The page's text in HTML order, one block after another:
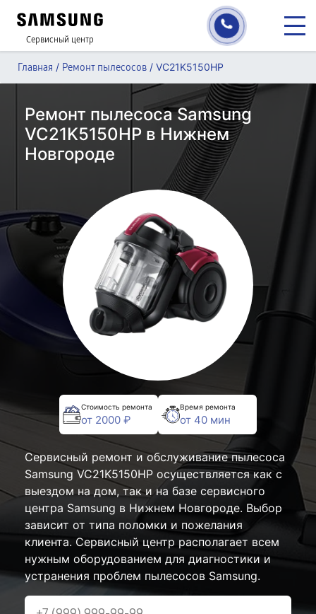
Сервисный центр
Главная / Ремонт пылесосов / VC21K5150HP
Ремонт пылесоса Samsung
VC21K5150HP в Нижнем
Новгороде
Стоимость ремонта
от 2000 ₽
Время ремонта
от 40 мин
Сервисный ремонт и обслуживание пылесоса
Samsung VC21K5150HP осуществляется как с
выездом на дом, так и на базе сервисного
центра Samsung в Нижнем Новгороде. Выбор
зависит от типа поломки и пожелания
клиента. Сервисный центр располагает всем
нужным оборудованием для диагностики и
устранения проблем пылесосов Samsung.